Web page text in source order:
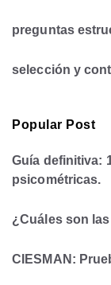
preguntas
selección y
Popular Post
Guía definitiva:
psicométricas.
¿Cuáles son
CIESMAN: